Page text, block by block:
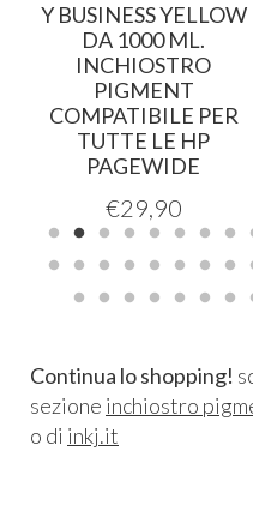
Y BUSINESS YELLOW
DA 1000 ML.
INCHIOSTRO
PIGMENT
COMPATIBILE PER
TUTTE LE HP
PAGEWIDE
€29,90
Continua lo shopping!
sezione inchiostro
o di inkj.it